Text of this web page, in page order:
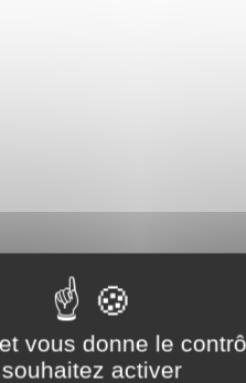
vous donne le
souhaitez activer